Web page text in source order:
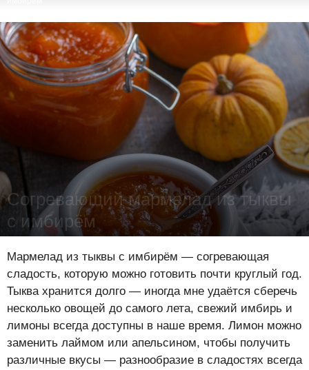
Согревающий мармелад из тыквы
с имбирём
Мармелад из тыквы с имбирём — согревающая
сладость, которую можно готовить почти круглый год.
Тыква хранится долго — иногда мне удаётся сберечь
несколько овощей до самого лета, свежий имбирь и
лимоны всегда доступны в наше время. Лимон можно
заменить лаймом или апельсином, чтобы получить
различные вкусы — разнообразие в сладостях всегда